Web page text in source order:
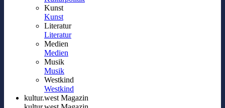
Kunst
Kunst
Literatur
Literatur
Medien
Medien
Musik
Musik
Westkind
Westkind
kultur.west Magazin